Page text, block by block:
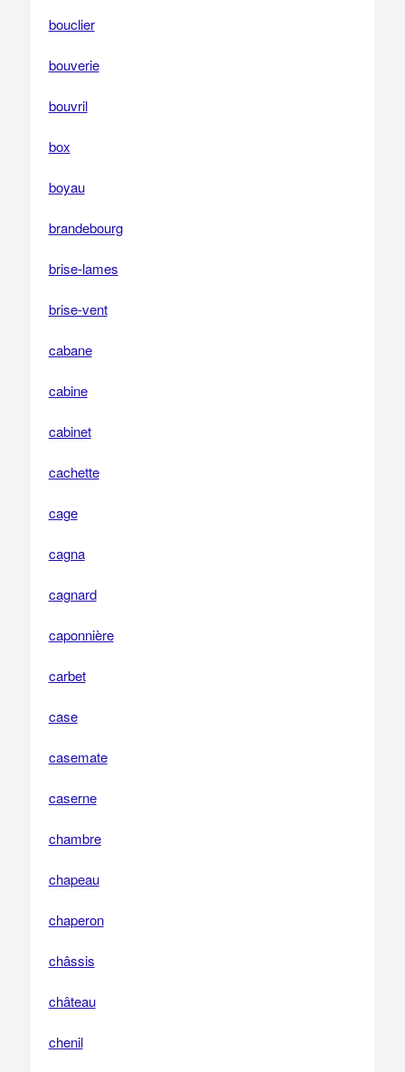
bouclier
bouverie
bouvril
box
boyau
brandebourg
brise-lames
brise-vent
cabane
cabine
cabinet
cachette
cage
cagna
cagnard
caponnière
carbet
case
casemate
caserne
chambre
chapeau
chaperon
châssis
château
chenil